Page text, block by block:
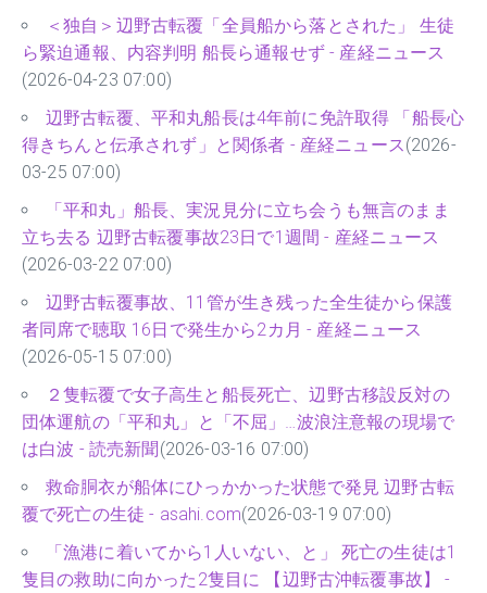
＜独自＞辺野古転覆「全員船から落とされた」 生徒
ら緊迫通報、内容判明 船長ら通報せず - 産経ニュース
(2026-04-23 07:00)
辺野古転覆、平和丸船長は4年前に免許取得 「船長心
得きちんと伝承されず」と関係者 - 産経ニュース(2026-
03-25 07:00)
「平和丸」船長、実況見分に立ち会うも無言のまま
立ち去る 辺野古転覆事故23日で1週間 - 産経ニュース
(2026-03-22 07:00)
辺野古転覆事故、11管が生き残った全生徒から保護
者同席で聴取 16日で発生から2カ月 - 産経ニュース
(2026-05-15 07:00)
２隻転覆で女子高生と船長死亡、辺野古移設反対の
団体運航の「平和丸」と「不屈」…波浪注意報の現場で
は白波 - 読売新聞 (2026-03-16 07:00)
救命胴衣が船体にひっかかった状態で発見 辺野古転
覆で死亡の生徒 - asahi.com(2026-03-19 07:00)
「漁港に着いてから1人いない、と」 死亡の生徒は1
隻目の救助に向かった2隻目に 【辺野古沖転覆事故】 -